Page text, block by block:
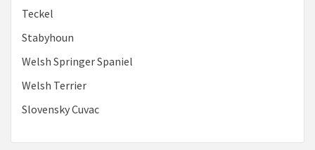
Teckel
Stabyhoun
Welsh Springer Spaniel
Welsh Terrier
Slovensky Cuvac